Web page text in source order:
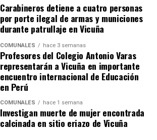
Carabineros detiene a cuatro personas
por porte ilegal de armas y municiones
durante patrullaje en Vicuña
COMUNALES hace 3 semanas
Profesores del Colegio Antonio Varas
representarán a Vicuña en importante
encuentro internacional de Educación
en Perú
COMUNALES hace 1 semana
Investigan muerte de mujer encontrada
calcinada en sitio eriazo de Vicuña